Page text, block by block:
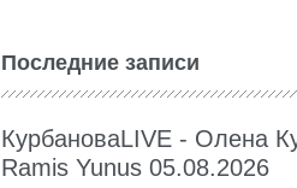
Последние записи
КурбановаLIVE - Олена
Ramis Yunus 05.08.2026